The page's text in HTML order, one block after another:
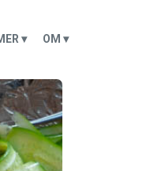
▾ OM ▾